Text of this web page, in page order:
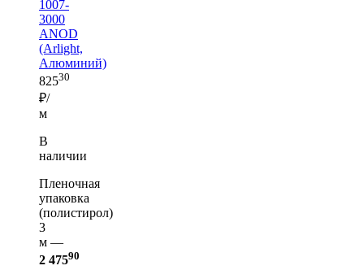
1007-
3000
ANOD
(Arlight,
Алюминий)
82530
₽/
м
В
наличии
Пленочная
упаковка
(полистирол)
3
м —
2 47590